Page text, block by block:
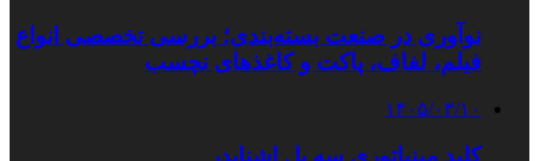
نوآوری در صنعت بسته‌بندی؛ بررسی تخصصی انواع
فیلم، لفاف، پاکت و کاغذهای نچسب
۱۴۰۵/۰۳/۱۰
کلید مینیاتوری سه پل اشنایدر